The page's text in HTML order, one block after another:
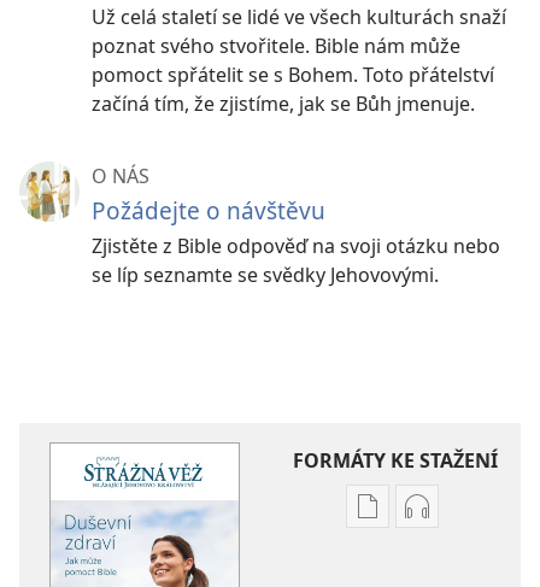
Už celá staletí se lidé ve všech kulturách snaží
poznat svého stvořitele. Bible nám může
pomoct spřátelit se s Bohem. Toto přátelství
začíná tím, že zjistíme, jak se Bůh jmenuje.
O NÁS
Požádejte o návštěvu
Zjistěte z Bible odpověď na svoji otázku nebo
se líp seznamte se svědky Jehovovými.
FORMÁTY KE STAŽENÍ
FormátyFormáty